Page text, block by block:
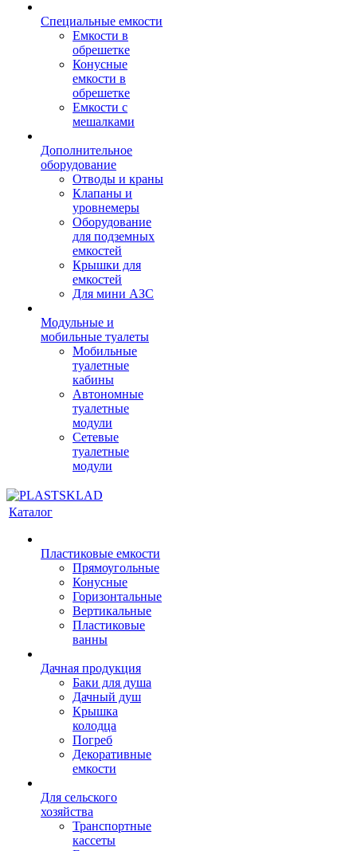
Специальные емкости
Емкости в
обрешетке
Конусные
емкости в
обрешетке
Емкости с
мешалками
Дополнительное
оборудование
Отводы и краны
Клапаны и
уровнемеры
Оборудование
для подземных
емкостей
Крышки для
емкостей
Для мини АЗС
Модульные и
мобильные туалеты
Мобильные
туалетные
кабины
Автономные
туалетные
модули
Сетевые
туалетные
модули
Каталог
Пластиковые емкости
Прямоугольные
Конусные
Горизонтальные
Вертикальные
Пластиковые
ванны
Дачная продукция
Баки для душа
Дачный душ
Крышка
колодца
Погреб
Декоративные
емкости
Для сельского
хозяйства
Транспортные
кассеты